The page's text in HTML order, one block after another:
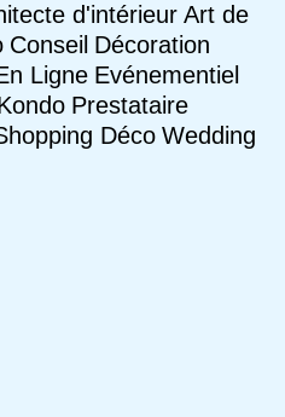
d'intérieur Art de
Conseil Décoration
Ligne Evénementiel
Prestataire
Déco Wedding